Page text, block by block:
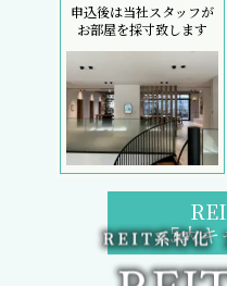
申込後は当社スタッフが
お部屋を採寸致します
5大キ